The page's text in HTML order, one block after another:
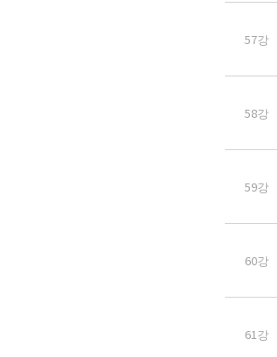
57강
58강
59강
60강
61강